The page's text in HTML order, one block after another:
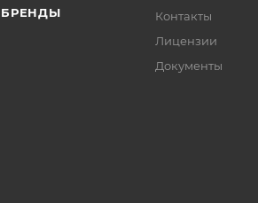
БРЕНДЫ
Контакты
Лицензии
Документы